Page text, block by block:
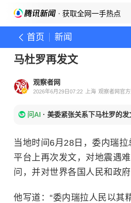
· 获取全网一手热点
首页 新闻
马杜罗再发文
观察者网
2026年6月29日07:22 上海 观察者网官
问AI · 美委紧张关系下马杜罗的发
当地时间6月28日，委内瑞
平台上再次发文，对地震遇
问，并对世界各国人民和政
他写道：“委内瑞拉人民以其